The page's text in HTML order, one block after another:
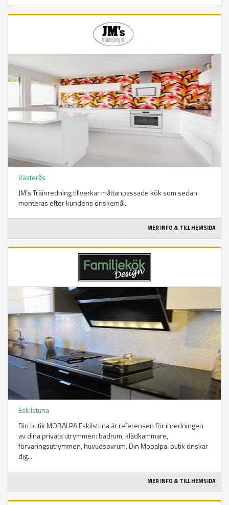
Västerås
JM`s Träinredning tillverkar måttanpassade kök som sedan
monteras efter kundens önskemål.
MER INFO & TILL HEMSIDA
Eskilstuna
Din butik MOBALPA Eskilstuna är referensen för inredningen
av dina privata utrymmen: badrum, klädkammare,
förvaringsutrymmen, huvudsovrum. Din Mobalpa-butik önskar
dig...
MER INFO & TILL HEMSIDA